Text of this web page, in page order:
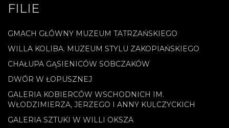
FILIE
GMACH GŁÓWNY MUZEUM TATRZAŃSKIEGO
WILLA KOLIBA. MUZEUM STYLU ZAKOPIAŃSKIEGO
CHAŁUPA GĄSIENICÓW SOBCZAKÓW
DWÓR W ŁOPUSZNEJ
GALERIA KOBIERCÓW WSCHODNICH IM.
WŁODZIMIERZA, JERZEGO I ANNY KULCZYCKICH
GALERIA SZTUKI W WILLI OKSZA